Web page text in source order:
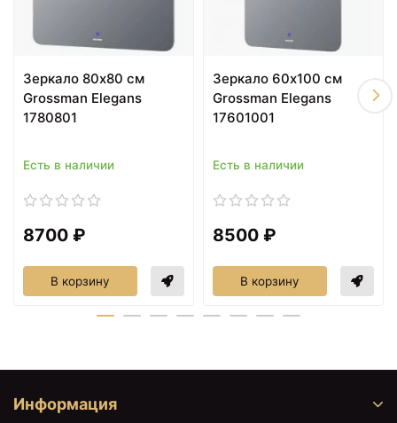
Зеркало 80х100 см
Grossman Elegans
Зеркало 60х80 см
Grossman Elegans
Зеркало 80х80 см
Grossman Elegans
1780801
Есть в наличии
8700 ₽
В корзину
Зеркало 60х100 см
Grossman Elegans
17601001
Есть в наличии
8500 ₽
В корзину
Информация